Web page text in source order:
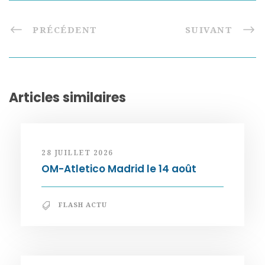
PRÉCÉDENT SUIVANT
Articles similaires
28 JUILLET 2026
OM-Atletico Madrid le 14 août
FLASH ACTU